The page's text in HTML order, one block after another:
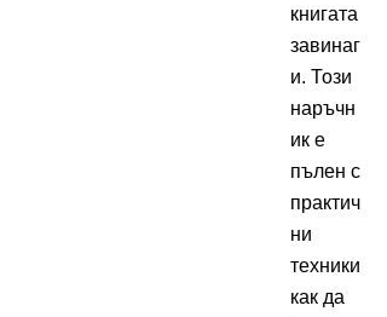
книгата
завинаг
и. Този
наръчн
ик е
пълен с
практич
ни
техники
как да